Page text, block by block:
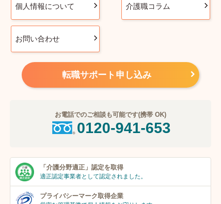
個人情報について 介護職コラム
お問い合わせ
転職サポート申し込み
お電話でのご相談も可能です(携帯 OK)
0120-941-653
「介護分野適正」 認定を取得
適正認定事業者として認定されました。
プライバシーマーク取得企業